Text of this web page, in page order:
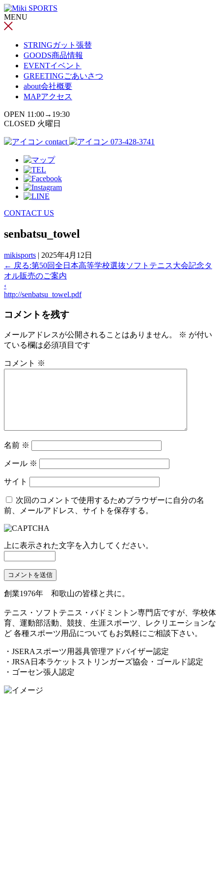
コ
ン
テ
MENU
STRINGガット張替
GOODS商品情報
EVENTイベント
GREETINGごあいさつ
about会社概要
MAPアクセス
OPEN 11:00→19:30
CLOSED 火曜日
contact 073-428-3741
CONTACT US
senbatsu_towel
mikisports | 2025年4月12日
← 戻る:第50回全日本高等学校選抜ソフトテニス大会記念タ
オル販売のご案内
‹
http://senbatsu_towel.pdf
コメントを残す
メールアドレスが公開されることはありません。 ※ が付い
ている欄は必須項目です
コメント ※
名前 ※
メール ※
サイト
次回のコメントで使用するためブラウザーに自分の名
前、メールアドレス、サイトを保存する。
上に表示された文字を入力してください。
創業1976年 和歌山の皆様と共に。
テニス・ソフトテニス・バドミントン専門店ですが、学校体
育、運動部活動、競技、生涯スポーツ、レクリエーションな
ど 各種スポーツ用品についてもお気軽にご相談下さい。
・JSERAスポーツ用器具管理アドバイザー認定
・JRSA日本ラケットストリンガーズ協会・ゴールド認定
・ゴーセン張人認定